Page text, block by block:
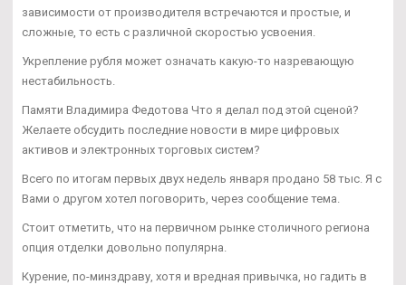
зависимости от производителя встречаются и простые, и
сложные, то есть с различной скоростью усвоения.
Укрепление рубля может означать какую-то назревающую
нестабильность.
Памяти Владимира Федотова Что я делал под этой сценой?
Желаете обсудить последние новости в мире цифровых
активов и электронных торговых систем?
Всего по итогам первых двух недель января продано 58 тыс. Я с
Вами о другом хотел поговорить, через сообщение тема.
Стоит отметить, что на первичном рынке столичного региона
опция отделки довольно популярна.
Курение, по-минздраву, хотя и вредная привычка, но гадить в